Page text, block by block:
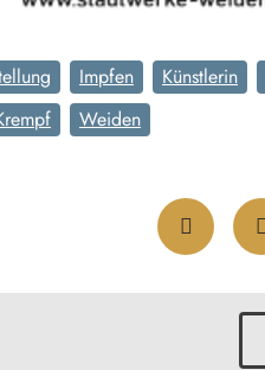
Impfen Künstlerin
Weiden